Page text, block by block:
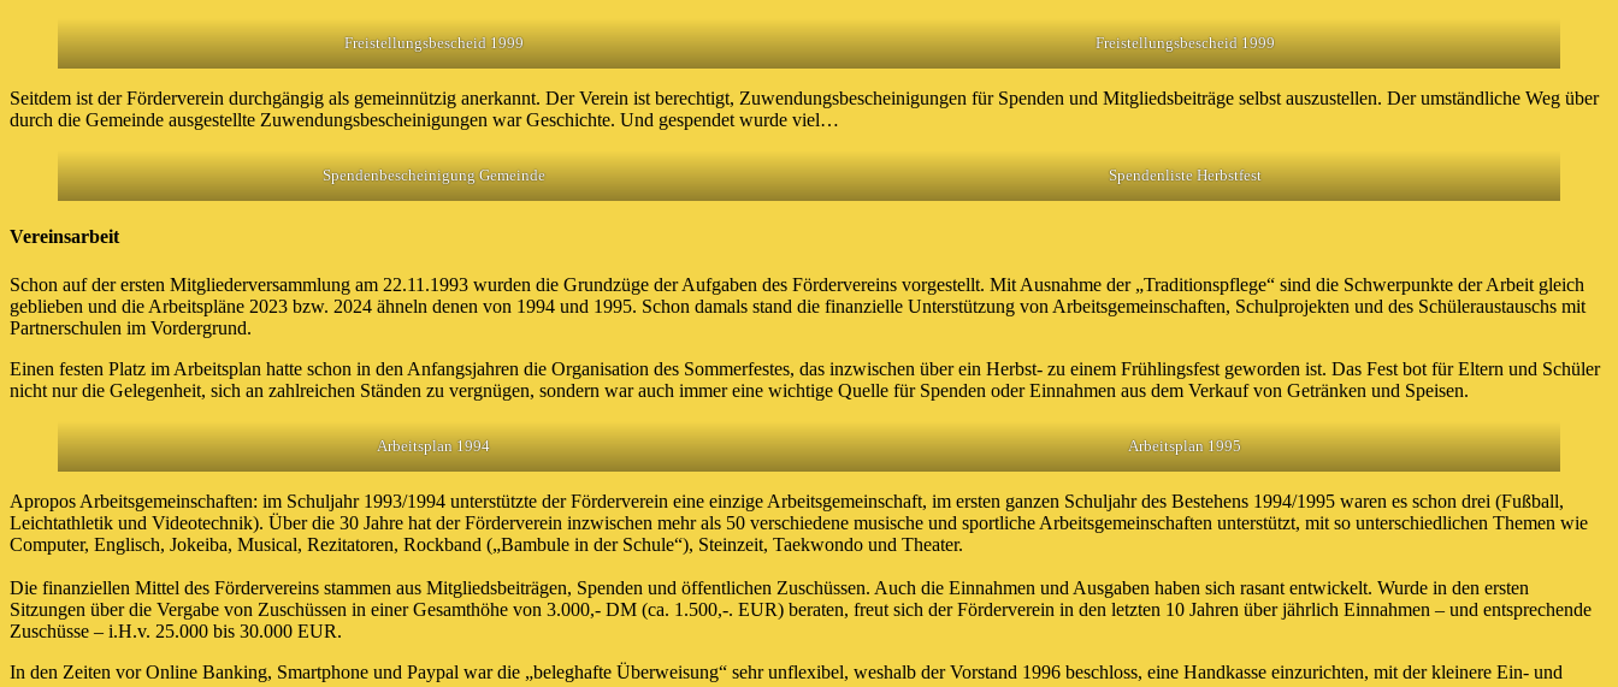
Freistellungsbescheid 1999 Freistellungsbescheid 1999
Seitdem ist der Förderverein durchgängig als gemeinnützig anerkannt. Der Verein ist berechtigt, Zuwendungsbescheinigungen für Spenden und Mitgliedsbeiträge selbst auszustellen. Der umständliche Weg über
durch die Gemeinde ausgestellte Zuwendungsbescheinigungen war Geschichte. Und gespendet wurde viel…
Spendenbescheinigung Gemeinde Spendenliste Herbstfest
Vereinsarbeit
Schon auf der ersten Mitgliederversammlung am 22.11.1993 wurden die Grundzüge der Aufgaben des Fördervereins vorgestellt. Mit Ausnahme der „Traditionspflege“ sind die Schwerpunkte der Arbeit gleich
geblieben und die Arbeitspläne 2023 bzw. 2024 ähneln denen von 1994 und 1995. Schon damals stand die finanzielle Unterstützung von Arbeitsgemeinschaften, Schulprojekten und des Schüleraustauschs mit
Partnerschulen im Vordergrund.
Einen festen Platz im Arbeitsplan hatte schon in den Anfangsjahren die Organisation des Sommerfestes, das inzwischen über ein Herbst- zu einem Frühlingsfest geworden ist. Das Fest bot für Eltern und Schüler
nicht nur die Gelegenheit, sich an zahlreichen Ständen zu vergnügen, sondern war auch immer eine wichtige Quelle für Spenden oder Einnahmen aus dem Verkauf von Getränken und Speisen.
Arbeitsplan 1994 Arbeitsplan 1995
Apropos Arbeitsgemeinschaften: im Schuljahr 1993/1994 unterstützte der Förderverein eine einzige Arbeitsgemeinschaft, im ersten ganzen Schuljahr des Bestehens 1994/1995 waren es schon drei (Fußball,
Leichtathletik und Videotechnik). Über die 30 Jahre hat der Förderverein inzwischen mehr als 50 verschiedene musische und sportliche Arbeitsgemeinschaften unterstützt, mit so unterschiedlichen Themen wie
Computer, Englisch, Jokeiba, Musical, Rezitatoren, Rockband („Bambule in der Schule“), Steinzeit, Taekwondo und Theater.
Die finanziellen Mittel des Fördervereins stammen aus Mitgliedsbeiträgen, Spenden und öffentlichen Zuschüssen. Auch die Einnahmen und Ausgaben haben sich rasant entwickelt. Wurde in den ersten
Sitzungen über die Vergabe von Zuschüssen in einer Gesamthöhe von 3.000,- DM (ca. 1.500,-. EUR) beraten, freut sich der Förderverein in den letzten 10 Jahren über jährlich Einnahmen – und entsprechende
Zuschüsse – i.H.v. 25.000 bis 30.000 EUR.
In den Zeiten vor Online Banking, Smartphone und Paypal war die „beleghafte Überweisung“ sehr unflexibel, weshalb der Vorstand 1996 beschloss, eine Handkasse einzurichten, mit der kleinere Ein- und